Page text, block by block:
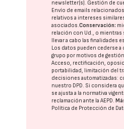
newsletter(s). Gestión de
Envío de emails
relativos a intereses
asociados.Conservación:
relación con Ud., o mientras
llevar a cabo las finalidades
Los datos pueden cederse a
grupo por motivos de
Acceso, rectificación,
portabilidad, limitación del
decisiones automatizadas:
nuestro DPD. Si considera
se ajusta a la normativa
reclamación ante laAEPD.
Política de Protección de